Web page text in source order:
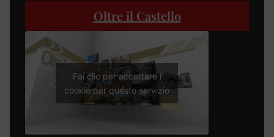
Oltre il Castello
Fai clic per accettare i
cookie per questo servizio